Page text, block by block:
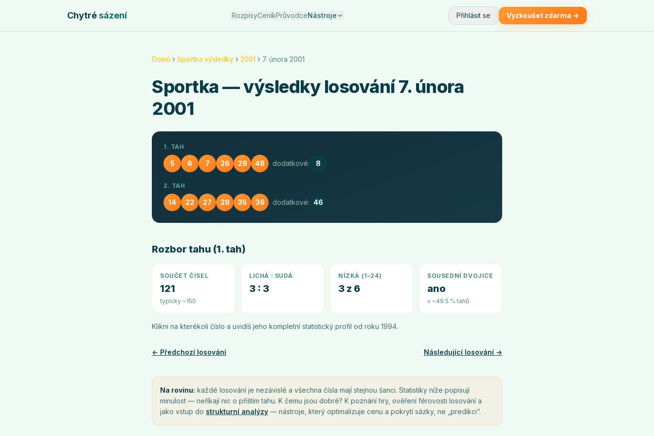
Chytrésázení RozpisyCeníkPrůvodceNástroje Přihlásit se Vyzkoušet zdarma →
Domů Sportka výsledky 2001 7. února 2001
Sportka— výsledky losování7. února
2001
1. TAH
5 6 7 26 29 48 dodatkové: 8
2. TAH
14 22 27 28 35 36 dodatkové: 46
Rozbor tahu (1. tah)
SOUČET ČÍSEL
121
typicky ~150
LICHÁ : SUDÁ
3 : 3
NÍZKÁ (1–24)
3 z 6
SOUSEDNÍ DVOJICE
ano
v ~49.5 % tahů
Klikni na kterékoli číslo a uvidíš jeho kompletní statistický profil od roku 1994.
← Předchozí losování Následující losování →
Na rovinu: každé losování je nezávislé a všechna čísla mají stejnou šanci. Statistiky níže popisují
minulost — neříkají nic o příštím tahu. K čemu jsou dobré? K poznání hry, ověření férovosti losování a
jako vstup do strukturní analýzy — nástroje, který optimalizuje cenu a pokrytí sázky, ne „predikci“.